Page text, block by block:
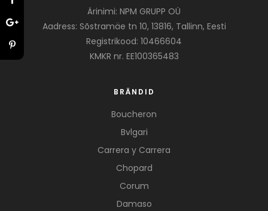
Ärinimi: NPM GRUPP OÜ
Aadress: Sõstramäe tn 10, 13816, Tallinn, Eesti
Registrikood: 10466604
KMKR nr. EE100365483
BRÄNDID
Boucheron
Bvlgari
Carrera y Carrera
Chopard
Corum
Damaso